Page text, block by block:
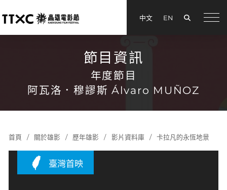
中文 EN
節目資訊
年度節目
阿瓦洛．穆謬斯 Álvaro MUÑOZ
首頁 關於雄影 歷年雄影 影片資料庫 卡拉凡的永恆地景
臺灣首映